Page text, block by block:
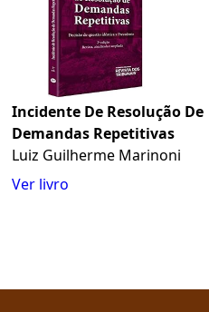
Incidente De Resolução De
Demandas Repetitivas
Luiz Guilherme Marinoni
Ver livro